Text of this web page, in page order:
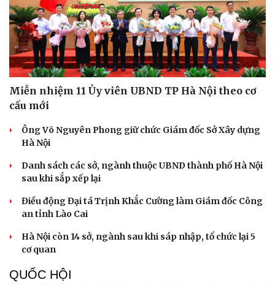
Miễn nhiệm 11 Ủy viên UBND TP Hà Nội theo cơ
cấu mới
Ông Võ Nguyên Phong giữ chức Giám đốc Sở Xây dựng
Hà Nội
Danh sách các sở, ngành thuộc UBND thành phố Hà Nội
sau khi sắp xếp lại
Điều động Đại tá Trịnh Khắc Cường làm Giám đốc Công
an tỉnh Lào Cai
Hà Nội còn 14 sở, ngành sau khi sáp nhập, tổ chức lại 5
cơ quan
QUỐC HỘI